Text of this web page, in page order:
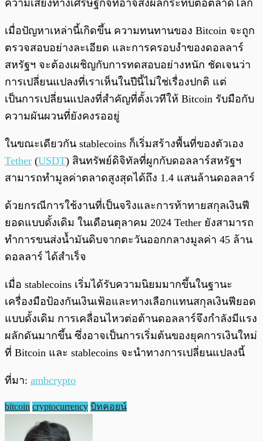
ความเสี่ยงทางเศรษฐกิจที่อาจส่งผลกระทบต่อตลาดโลก
เมื่อปัญหาเหล่านี้เกิดขึ้น ความทนทานของ Bitcoin จะถูก
ตรวจสอบอย่างละเอียด และการครอบงำของดอลลาร์
สหรัฐฯ จะต้องเผชิญกับการทดสอบอย่างหนัก ชัดเจนว่า
การเปลี่ยนแปลงที่เราเห็นในปีนี้ไม่ใช่เรื่องปกติ แต่
เป็นการเปลี่ยนแปลงที่สำคัญที่ตั้งเวทีให้ Bitcoin รับมือกับ
ความผันผวนที่ยังคงรออยู่
ในขณะเดียวกัน stablecoins ก็เริ่มสร้างพื้นที่ของตัวเอง
Tether (USDT) สินทรัพย์ดิจิทัลที่ผูกกับดอลลาร์สหรัฐฯ
สามารถทำมูลค่าตลาดสูงสุดได้ถึง 1.4 แสนล้านดอลลาร์
ด้วยกรณีการใช้งานที่เป็นจริงและการท้าทายสกุลเงินฟี
ยอดแบบดั้งเดิม ในเดือนตุลาคม 2024 Tether ยังสามารถ
ทำการขนส่งน้ำมันดิบจากตะวันออกกลางมูลค่า 45 ล้าน
ดอลลาร์ ได้สำเร็จ
เมื่อ stablecoins เริ่มได้รับความนิยมมากขึ้นในฐานะ
เครื่องมือป้องกันเงินเฟ้อและทางเลือกแทนสกุลเงินฟียอด
แบบดั้งเดิม การเคลื่อนไหวต่อต้านดอลลาร์จึงกำลังมีแรง
ผลักดันมากขึ้น ซึ่งอาจเป็นการเริ่มต้นของยุคการเงินใหม่
ที่ Bitcoin และ stablecoins จะนำทางการเปลี่ยนแปลงนี้
ที่มา: ambcrypto
bitcoin cryptocurrency บิทคอยน์